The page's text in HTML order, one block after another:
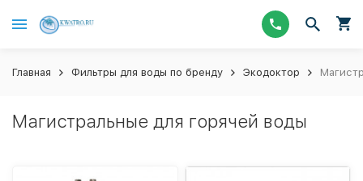
Главная Фильтры для воды по бренду Экодоктор
Магистральные для горячей воды